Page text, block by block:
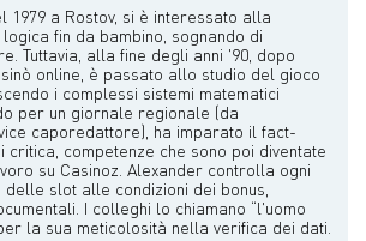
1979 a Rostov, si è interessato alla
fin da bambino, sognando di
Tuttavia, alla fine degli anni '90, dopo
online, è passato allo studio del gioco
i complessi sistemi matematici
per un giornale regionale (da
caporedattore), ha imparato il fact-
critica, competenze che sono poi diventate
su Casinoz. Alexander controlla ogni
slot alle condizioni dei bonus,
I colleghi lo chiamano “l'uomo
la sua meticolosità nella verifica dei dati.